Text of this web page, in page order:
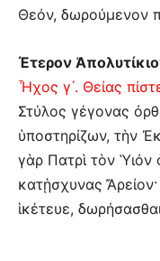
Θεόν, δωρούμενον
Έτερον
Ἦχος γ´. Θείας
Στύλος γέγονας
ὑποστηρίζων, τὴν
γὰρ Πατρὶ τὸν Ὑιόν
κατᾑσχυνας
ἱκέτευε,